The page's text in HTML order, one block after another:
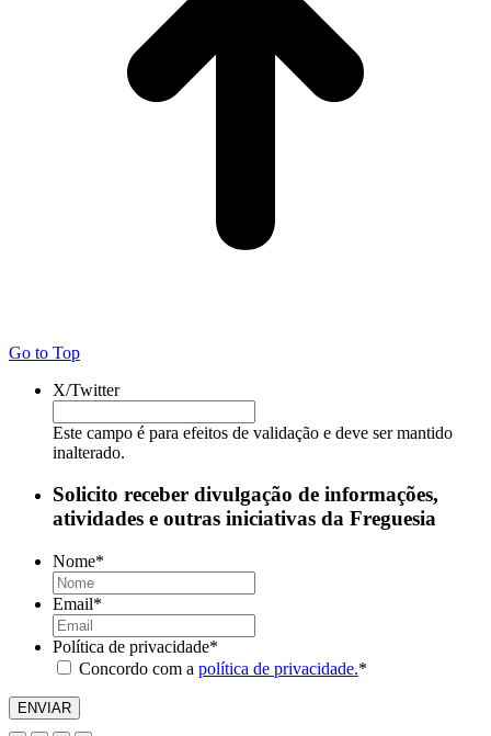
Go to Top
X/Twitter
Este campo é para efeitos de validação e deve ser mantido
inalterado.
Solicito receber divulgação de informações,
atividades e outras iniciativas da Freguesia
Nome*
Email*
Política de privacidade*
Concordo com a política de privacidade.*
ENVIAR